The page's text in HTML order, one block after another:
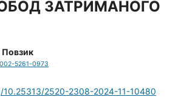
ЗАТРИМАНОГО
Повзик
5261-0973
10.25313/2520-2308-2024-11-10480